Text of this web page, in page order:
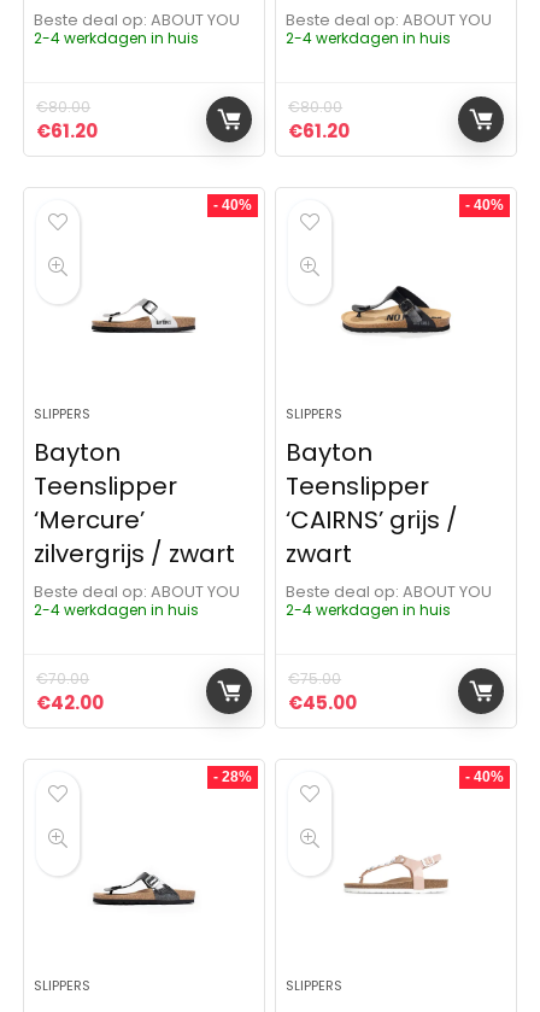
Beste deal op:
ABOUT YOU
2-4 werkdagen in huis
€80.00
Oorspronkelijke prijs was: €80.00.
€61.20Huidige prijs is: €61.20.
Beste deal op:
ABOUT YOU
2-4 werkdagen in huis
€80.00
Oorspronkelijke prijs
€61.20Huidige prijs is:
- 40%
SLIPPERS
Bayton
Teenslipper
‘Mercure’
zilvergrijs / zwart
Beste deal op:
ABOUT YOU
2-4 werkdagen in huis
€70.00
Oorspronkelijke prijs was: €70.00.
€42.00Huidige prijs is: €42.00.
- 40%
SLIPPERS
Bayton
Teenslipper
‘CAIRNS’ grijs /
zwart
Beste deal op:
ABOUT YOU
2-4 werkdagen in huis
€75.00
Oorspronkelijke prijs was:
€45.00Huidige prijs is:
- 28%
SLIPPERS
- 40%
SLIPPERS